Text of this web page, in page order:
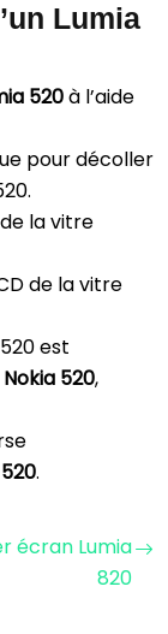
Lumia
520à l’aide
pour décoller
la vitre
de la vitre
est
520,
.
écran Lumia
820